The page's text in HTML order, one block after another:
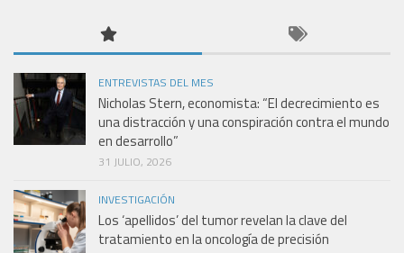
ENTREVISTAS DEL MES
Nicholas Stern, economista: “El decrecimiento es
una distracción y una conspiración contra el mundo
en desarrollo”
31 JULIO, 2026
INVESTIGACIÓN
Los ‘apellidos’ del tumor revelan la clave del
tratamiento en la oncología de precisión